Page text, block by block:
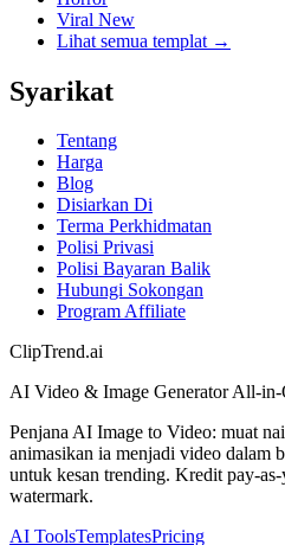
Viral New
Lihat semua templat →
Syarikat
Tentang
Harga
Blog
Disiarkan Di
Terma Perkhidmatan
Polisi Privasi
Polisi Bayaran Balik
Hubungi Sokongan
Program Affiliate
ClipTrend.ai
AI Video & Image Generator All-in-
Penjana AI Image to Video: muat
animasikan ia menjadi video dalam
untuk kesan trending. Kredit pay-
watermark.
AI ToolsTemplatesPricing